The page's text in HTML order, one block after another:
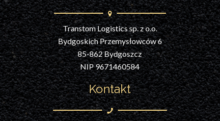
Transtom Logistics sp. z o.o.
Bydgoskich Przemysłowców 6
85-862 Bydgoszcz
NIP 9671460584
Kontakt